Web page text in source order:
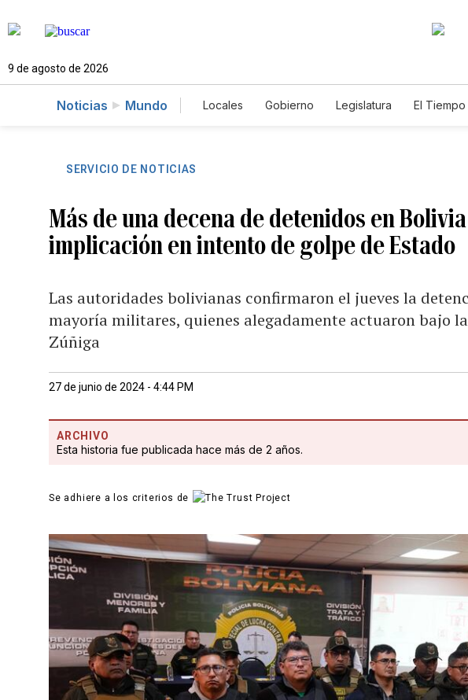
9 de agosto de 2026
Noticias Mundo Locales Gobierno Legislatura El Tiempo
SERVICIO DE NOTICIAS
Más de una decena de detenidos en
implicación en intento de golpe de Estado
Las autoridades bolivianas confirmaron el jueves la
mayoría militares, quienes alegadamente actuaron bajo la
Zúñiga
27 de junio de 2024 - 4:44 PM
ARCHIVO
Esta historia fue publicada hace más de 2 años.
Se adhiere a los criterios de